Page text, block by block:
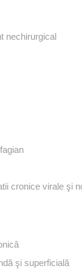
nechirurgical
cronice virale şi
şi superficială